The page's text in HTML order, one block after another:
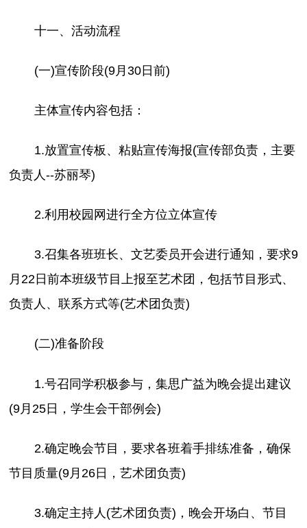
十一、活动流程
(一)宣传阶段(9月30日前)
主体宣传内容包括：
1.放置宣传板、粘贴宣传海报(宣传部负责，主要
负责人--苏丽琴)
2.利用校园网进行全方位立体宣传
3.召集各班班长、文艺委员开会进行通知，要求9
月22日前本班级节目上报至艺术团，包括节目形式、
负责人、联系方式等(艺术团负责)
(二)准备阶段
1.号召同学积极参与，集思广益为晚会提出建议
(9月25日，学生会干部例会)
2.确定晚会节目，要求各班着手排练准备，确保
节目质量(9月26日，艺术团负责)
3.确定主持人(艺术团负责)，晚会开场白、节目